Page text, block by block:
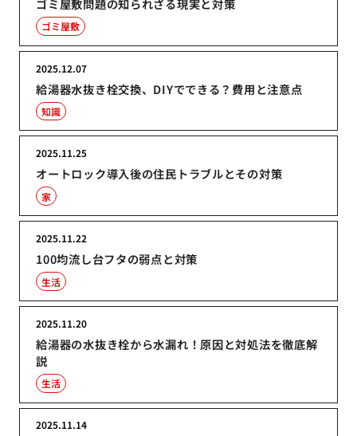
ゴミ屋敷問題の知られざる現実と対策
ゴミ屋敷
給湯器水抜き栓交換、DIYでできる？費用と注意点
2025.12.07
知識
オートロック導入後の住民トラブルとその対策
2025.11.25
家
100均流し台フタの弱点と対策
2025.11.22
生活
給湯器の水抜き栓から水漏れ！原因と対処法を徹底解
説
2025.11.20
生活
2025.11.14